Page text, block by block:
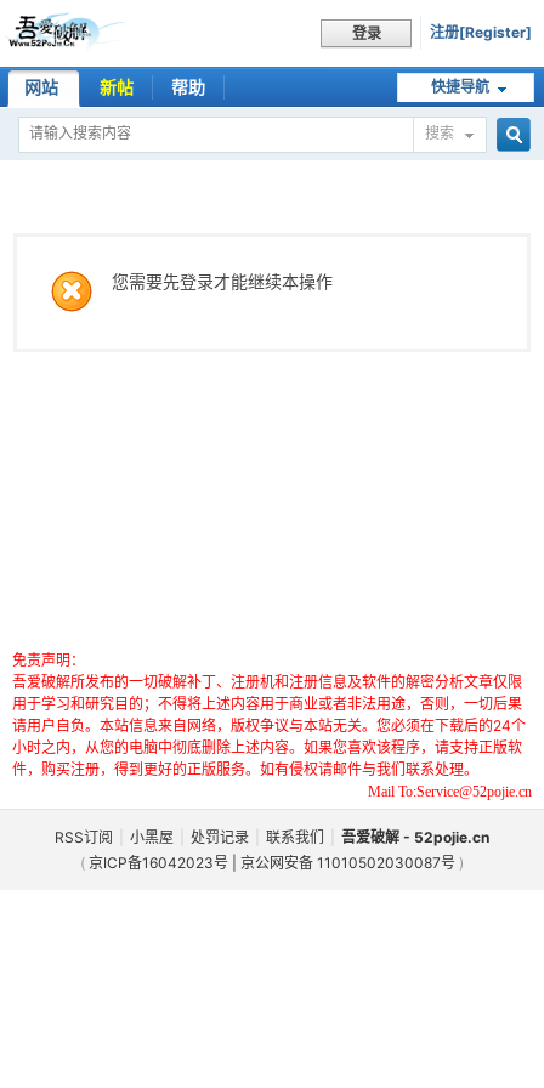
登录 注册[Register]
快捷导航
网站 新帖 帮助
搜索
您需要先登录才能继续本操作
免责声明：
吾爱破解所发布的一切破解补丁、注册机和注册信息及软件的解密分析文章仅限
用于学习和研究目的；不得将上述内容用于商业或者非法用途，否则，一切后果
请用户自负。本站信息来自网络，版权争议与本站无关。您必须在下载后的24个
小时之内，从您的电脑中彻底删除上述内容。如果您喜欢该程序，请支持正版软
件，购买注册，得到更好的正版服务。如有侵权请邮件与我们联系处理。
Mail To:Service@52pojie.cn
RSS订阅 小黑屋 处罚记录 联系我们
吾爱破解 - 52pojie.cn
( 京ICP备16042023号 | 京公网安备 11010502030087号 )